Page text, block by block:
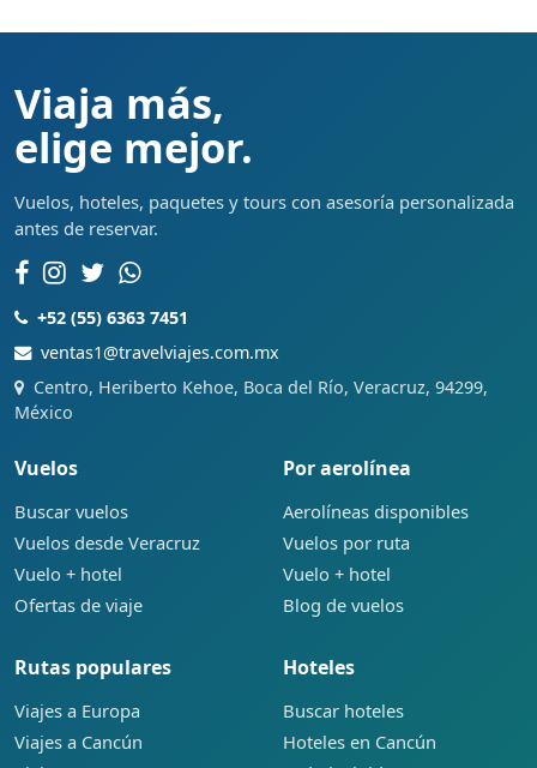
Viaja más,
elige mejor.
Vuelos, hoteles, paquetes y tours con asesoría personalizada
antes de reservar.
+52 (55) 6363 7451
ventas1@travelviajes.com.mx
Centro, Heriberto Kehoe, Boca del Río, Veracruz, 94299,
México
Vuelos
Buscar vuelos
Vuelos desde Veracruz
Vuelo + hotel
Ofertas de viaje
Por aerolínea
Aerolíneas disponibles
Vuelos por ruta
Vuelo + hotel
Blog de vuelos
Rutas populares
Viajes a Europa
Viajes a Cancún
Hoteles
Buscar hoteles
Hoteles en Cancún